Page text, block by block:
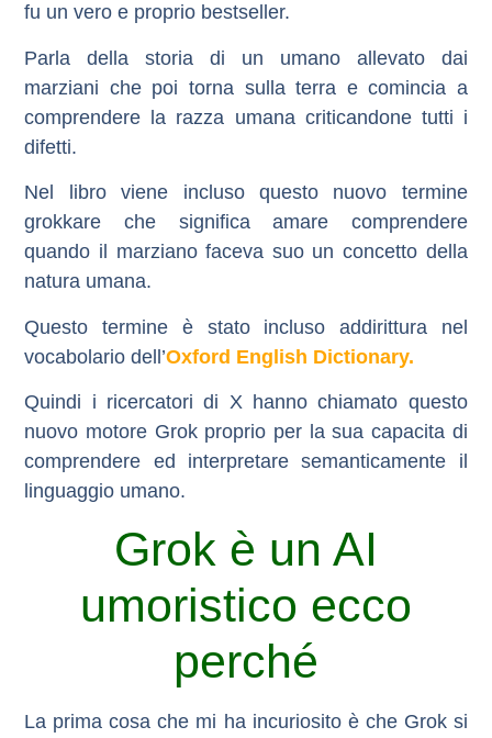
fu un vero e proprio bestseller.
Parla della storia di un umano allevato dai
marziani che poi torna sulla terra e comincia a
comprendere la razza umana criticandone tutti i
difetti.
Nel libro viene incluso questo nuovo termine
grokkare che significa amare comprendere
quando il marziano faceva suo un concetto della
natura umana.
Questo termine è stato incluso addirittura nel
vocabolario dell’Oxford English Dictionary.
Quindi i ricercatori di X hanno chiamato questo
nuovo motore Grok proprio per la sua capacita di
comprendere ed interpretare semanticamente il
linguaggio umano.
Grok è un AI
umoristico ecco
perché
La prima cosa che mi ha incuriosito è che Grok si